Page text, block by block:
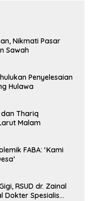
Nikmati Pasar
Sawah
Penyelesaian
Hulawa
dan Thariq
Malam
FABA: ‘Kami
RSUD dr. Zainal
Dokter Spesialis